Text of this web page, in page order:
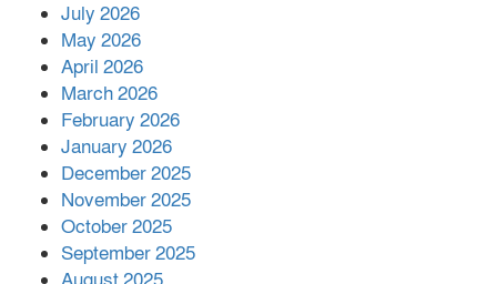
পর ফোন তারেক রহমানের,গ্যাস সঙ্কট
July 2026
May 2026
April 2026
March 2026
February 2026
January 2026
December 2025
November 2025
October 2025
September 2025